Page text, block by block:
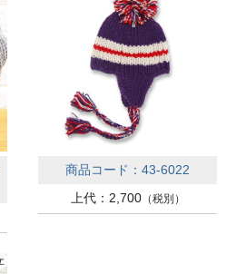
商品コード：43-6022
上代：2,700（税別）